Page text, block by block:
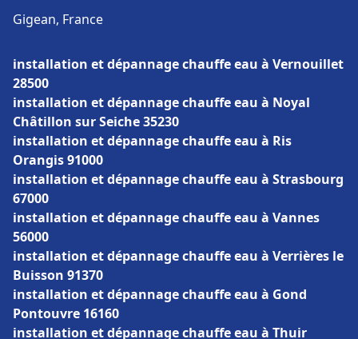
Gigean, France
installation et dépannage chauffe eau à Vernouillet
28500
installation et dépannage chauffe eau à Noyal
Châtillon sur Seiche 35230
installation et dépannage chauffe eau à Ris
Orangis 91000
installation et dépannage chauffe eau à Strasbourg
67000
installation et dépannage chauffe eau à Vannes
56000
installation et dépannage chauffe eau à Verrières le
Buisson 91370
installation et dépannage chauffe eau à Gond
Pontouvre 16160
installation et dépannage chauffe eau à Thuir